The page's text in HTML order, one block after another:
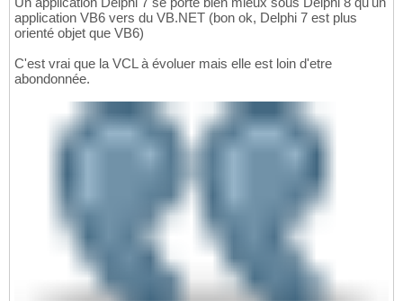
application VB6 vers du VB.NET (bon ok, Delphi 7 est plus
orienté objet que VB6)
C'est vrai que la VCL à évoluer mais elle est loin d'etre
abondonnée.